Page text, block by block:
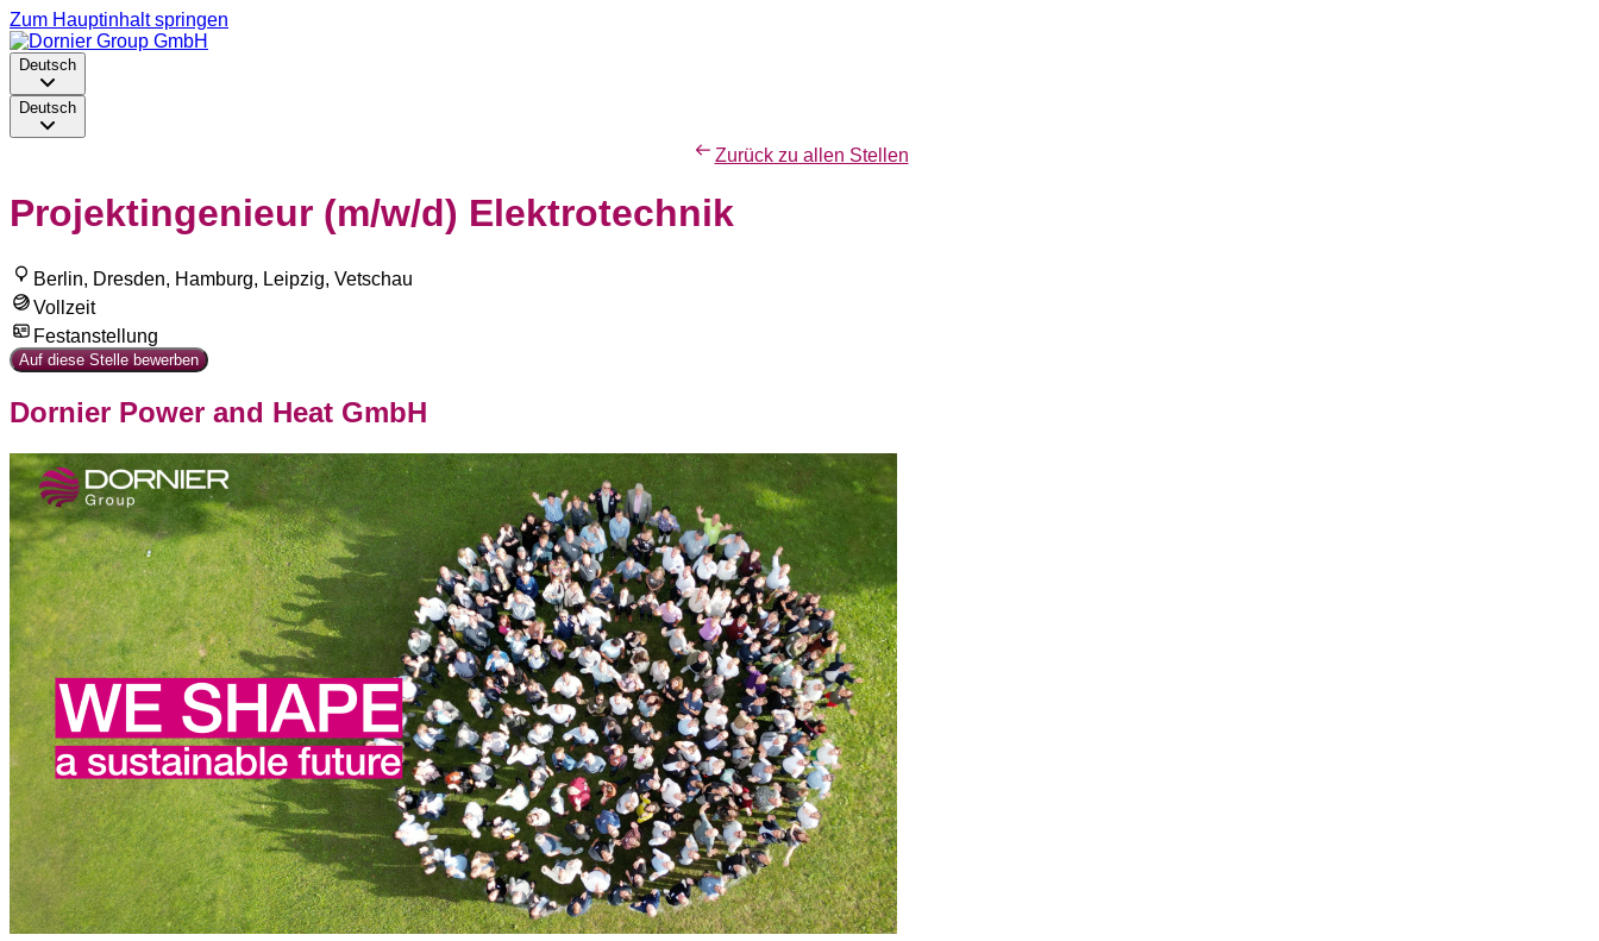
Zum Hauptinhalt springen
Deutsch
Deutsch
Zurück zu allen Stellen
Projektingenieur (m/w/d) Elektrotechnik
Berlin, Dresden, Hamburg, Leipzig, Vetschau
Vollzeit
Festanstellung
Auf diese Stelle bewerben
Dornier Power and Heat GmbH